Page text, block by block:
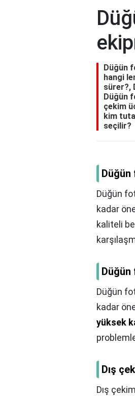
Düğün
hangi
sürer?,
Düğün
çekim
kim
seçilir?
Düğün
kadar
kaliteli
Düğün
kadar
yüksek
Dış
Dış